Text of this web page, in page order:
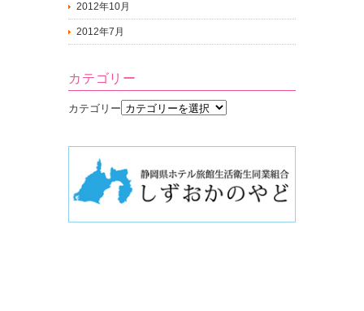
2012年10月
2012年7月
カテゴリー
カテゴリー